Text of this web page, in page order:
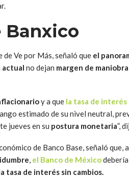
Banxico
Ve por Más, señaló que el
actual no dejan margen de
y a que la tasa de
estimado de su nivel neutral,
jueves en su postura monetaria”,
de Banco Base, señaló que,
, el Banco de México
tasa de interés sin cambios.